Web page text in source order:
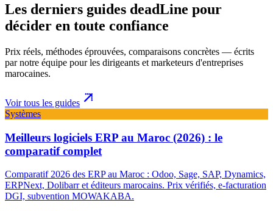
Les derniers guides deadLine pour
décider en toute confiance
Prix réels, méthodes éprouvées, comparaisons concrètes — écrits
par notre équipe pour les dirigeants et marketeurs d'entreprises
marocaines.
Voir tous les guides
Systèmes
Meilleurs logiciels ERP au Maroc (2026) : le
comparatif complet
Comparatif 2026 des ERP au Maroc : Odoo, Sage, SAP, Dynamics,
ERPNext, Dolibarr et éditeurs marocains. Prix vérifiés, e-facturation
DGI, subvention MOWAKABA.